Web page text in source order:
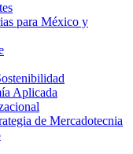
para México y
Aplicada
de Mercadotecnia